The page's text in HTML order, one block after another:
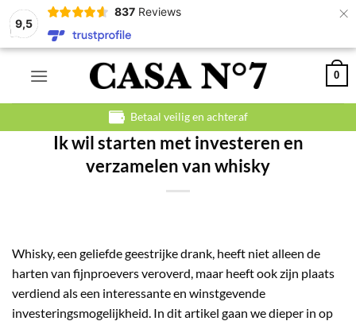
9,5
837 Reviews ×
Ga
0
Betaal veilig en achteraf
Ik wil starten met investeren en
verzamelen van whisky
Whisky, een geliefde geestrijke drank, heeft niet alleen de
harten van fijnproevers veroverd, maar heeft ook zijn plaats
verdiend als een interessante en winstgevende
investeringsmogelijkheid. In dit artikel gaan we dieper in op